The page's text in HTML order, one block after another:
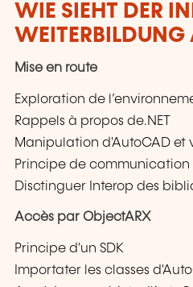
WIE SIEHT DER
WEITERBILDUNG
Mise en route
Exploration de
Rappels à propos de.NET
Manipulation d'AutoCAD et
Principe de communication
Disctinguer Interop des
Accès par ObjectARX
Principe d'un SDK
Importater les classes